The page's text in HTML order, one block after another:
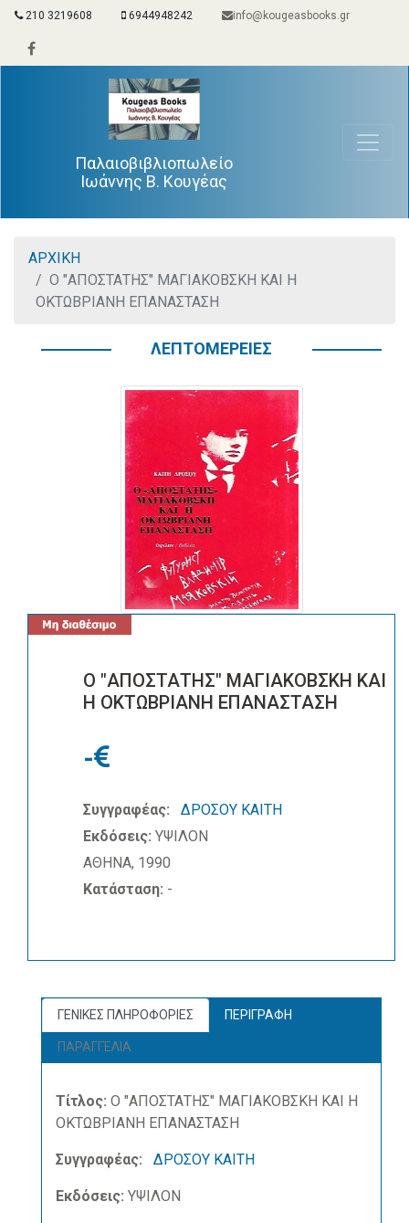
210 3219608 6944948242 info@kougeasbooks.gr
Παλαιοβιβλιοπωλείο
Ιωάννης Β. Κουγέας
ΑΡΧΙΚΗ
Ο "ΑΠΟΣΤΑΤΗΣ" ΜΑΓΙΑΚΟΒΣΚΗ ΚΑΙ Η
ΟΚΤΩΒΡΙΑΝΗ ΕΠΑΝΑΣΤΑΣΗ
ΛΕΠΤΟΜΕΡΕΙΕΣ
Ο "ΑΠΟΣΤΑΤΗΣ" ΜΑΓΙΑΚΟΒΣΚΗ ΚΑΙ
Η ΟΚΤΩΒΡΙΑΝΗ ΕΠΑΝΑΣΤΑΣΗ
-
Συγγραφέας:
ΔΡΟΣΟΥ ΚΑΙΤΗ
Εκδόσεις: ΥΨΙΛΟΝ
ΑΘΗΝΑ, 1990
Κατάσταση: -
ΓΕΝΙΚΕΣ ΠΛΗΡΟΦΟΡΙΕΣ ΠΕΡΙΓΡΑΦΗ
ΠΑΡΑΓΓΕΛΙΑ
Τίτλος: Ο "ΑΠΟΣΤΑΤΗΣ" ΜΑΓΙΑΚΟΒΣΚΗ ΚΑΙ Η
ΟΚΤΩΒΡΙΑΝΗ ΕΠΑΝΑΣΤΑΣΗ
Συγγραφέας: ΔΡΟΣΟΥ ΚΑΙΤΗ
Εκδόσεις: ΥΨΙΛΟΝ